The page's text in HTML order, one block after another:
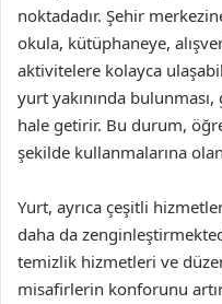
noktadadır. Şehir
okula, kütüphaneye,
aktivitelere kolayca
yurt yakınında
hale getirir. Bu durum,
şekilde kullanmalarına
Yurt, ayrıca çeşitli
daha da
temizlik hizmetleri ve
misafirlerin konforunu